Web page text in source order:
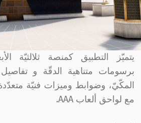
يتميّز التطبيق كمنصة ثلالثيّة
برسومات متناهية الدقّة و
المكّيّ، وضوابط وميزات فنيّة
مع لواحق ألعاب AAA.